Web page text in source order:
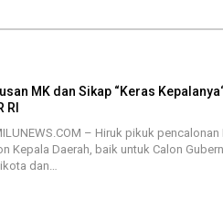
MK dan Sikap “Keras
RI
– Hiruk pikuk pencalonan
Kepala Daerah, baik untuk Calon
dan…